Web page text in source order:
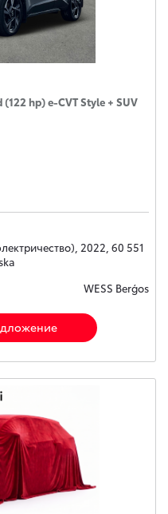
hp) e-CVT Style + SUV
2022, 60 551
WESS Berģos